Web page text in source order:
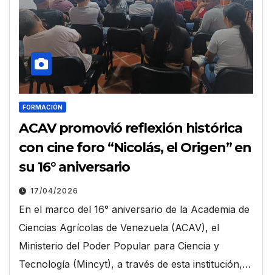
FORMACIÓN
ACAV promovió reflexión histórica
con cine foro “Nicolás, el Origen” en
su 16° aniversario
17/04/2026
En el marco del 16° aniversario de la Academia de
Ciencias Agrícolas de Venezuela (ACAV), el
Ministerio del Poder Popular para Ciencia y
Tecnología (Mincyt), a través de esta institución,…